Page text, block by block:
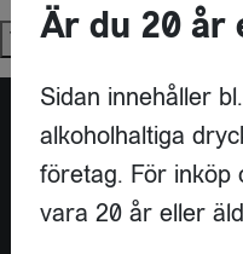
Try again
Är du
Är du 20 år
Sidan innehåller
alkoholhaltiga
företag. För inköp
vara 20 år eller